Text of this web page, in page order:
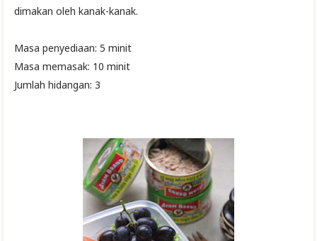
dimakan oleh kanak-kanak.
Masa penyediaan: 5 minit
Masa memasak: 10 minit
Jumlah hidangan: 3